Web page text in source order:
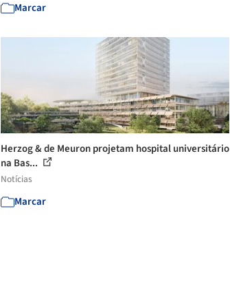
Marcar
Herzog & de Meuron projetam hospital universitário
na Bas...
Notícias
Marcar